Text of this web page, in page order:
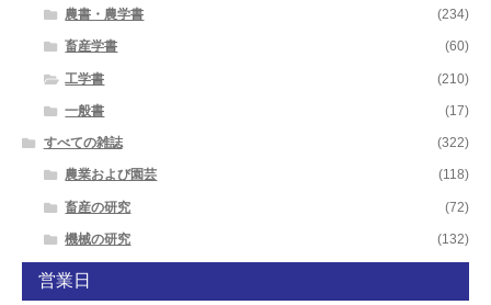
農書・農学書 (234)
畜産学書 (60)
工学書 (210)
一般書 (17)
すべての雑誌 (322)
農業および園芸 (118)
畜産の研究 (72)
機械の研究 (132)
営業日